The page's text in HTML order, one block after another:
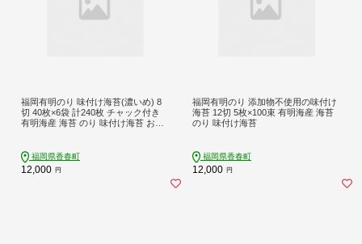
福岡有明のり 味付け海苔(濃いめ) 8
切 40枚×6袋 計240枚 チャック付き
有明海産 海苔 のり 味付け海苔 おつ
福岡県香春町
12,000 円
福岡有明のり 添加物不使用の味付け
海苔 12切 5枚×100束 有明海産 海苔
のり 味付け海苔
福岡県香春町
12,000 円